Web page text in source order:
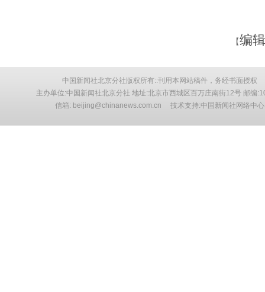
【编
中国新闻社北京分社版权所有::刊用本网站稿件，务经书面授权
主办单位:中国新闻社北京分社 地址:北京市西城区百万庄南街12号 邮编
信箱: beijing@chinanews.com.cn 技术支持:中国新闻社网络中心